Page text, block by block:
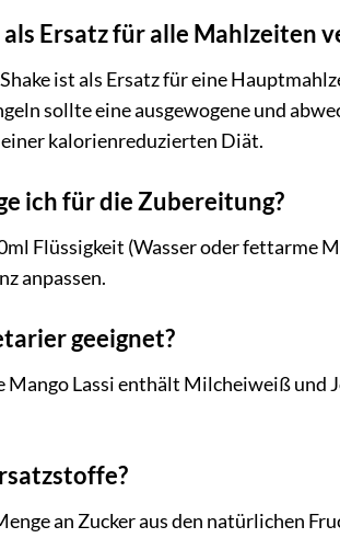
Ersatz für alle Mahlzeiten
ist als Ersatz für eine
sollte eine ausgewogene und
kalorienreduzierten Diät.
ich für die Zubereitung?
Flüssigkeit (Wasser oder fettarme
anpassen.
geeignet?
Lassi enthält Milcheiweiß und
an Zucker aus den natürlichen